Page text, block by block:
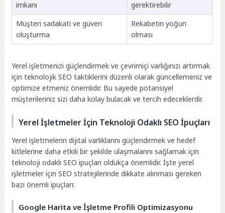
imkanı
gerektirebilir
Müşteri sadakati ve güven
oluşturma
Rekabetin yoğun
olması
Yerel işletmenizi güçlendirmek ve çevrimiçi varlığınızı artırmak
için teknolojik SEO taktiklerini düzenli olarak güncellemeniz ve
optimize etmeniz önemlidir. Bu sayede potansiyel
müşterileriniz sizi daha kolay bulacak ve tercih edeceklerdir.
Yerel İşletmeler İçin Teknoloji Odaklı SEO İpuçları
Yerel işletmelerin dijital varlıklarını güçlendirmek ve hedef
kitlelerine daha etkili bir şekilde ulaşmalarını sağlamak için
teknoloji odaklı SEO ipuçları oldukça önemlidir. İşte yerel
işletmeler için SEO stratejilerinde dikkate alınması gereken
bazı önemli ipuçları:
Google Harita ve İşletme Profili Optimizasyonu